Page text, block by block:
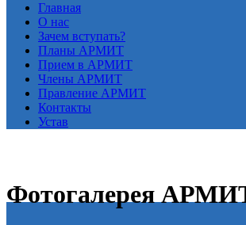
Главная
О нас
Зачем вступать?
Планы АРМИТ
Прием в АРМИТ
Члены АРМИТ
Правление АРМИТ
Контакты
Устав
Фотогалерея